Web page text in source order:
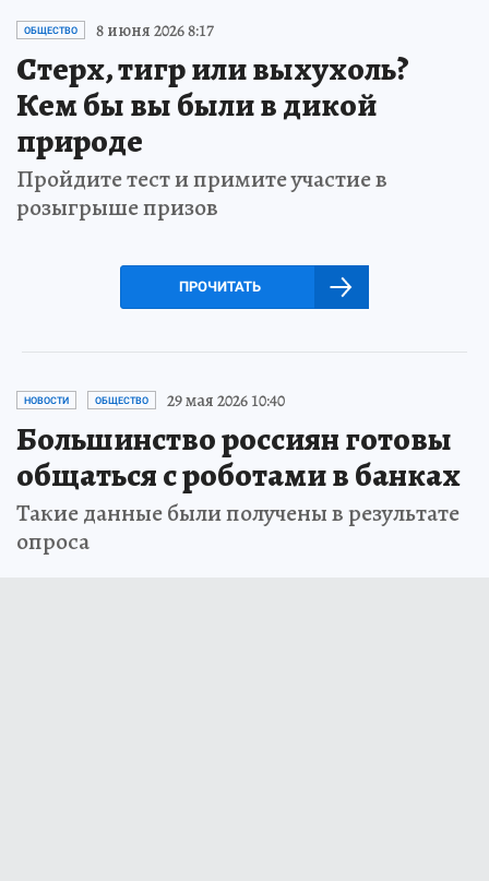
ОБЩЕСТВО 8 июня 2026 8:17
Стерх, тигр или выхухоль?
Кем бы вы были в дикой
природе
Пройдите тест и примите участие в
розыгрыше призов
ПРОЧИТАТЬ
НОВОСТИ ОБЩЕСТВО 29 мая 2026 10:40
Большинство россиян готовы
общаться с роботами в банках
Такие данные были получены в результате
опроса